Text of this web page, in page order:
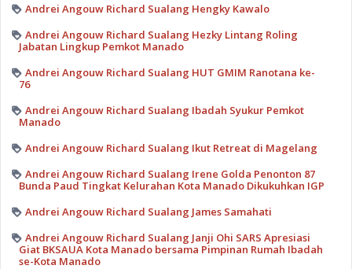
Andrei Angouw Richard Sualang Hengky Kawalo
Andrei Angouw Richard Sualang Hezky Lintang Roling
Jabatan Lingkup Pemkot Manado
Andrei Angouw Richard Sualang HUT GMIM Ranotana ke-
76
Andrei Angouw Richard Sualang Ibadah Syukur Pemkot
Manado
Andrei Angouw Richard Sualang Ikut Retreat di Magelang
Andrei Angouw Richard Sualang Irene Golda Penonton 87
Bunda Paud Tingkat Kelurahan Kota Manado Dikukuhkan IGP
Andrei Angouw Richard Sualang James Samahati
Andrei Angouw Richard Sualang Janji Ohi SARS Apresiasi
Giat BKSAUA Kota Manado bersama Pimpinan Rumah Ibadah
se-Kota Manado